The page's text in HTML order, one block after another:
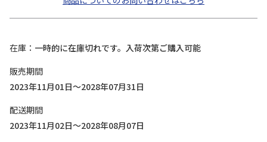
在庫
一時的に在庫切れです。入荷次第ご購入可能
販売期間
2023年11月01日～2028年07月31日
配送期間
2023年11月02日～2028年08月07日